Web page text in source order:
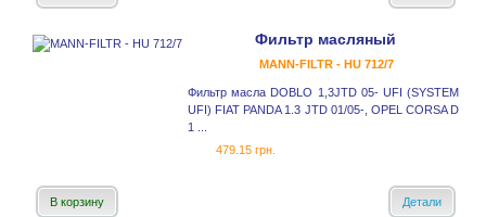
Фильтр масляный
MANN-FILTR - HU 712/7
Фильтр масла DOBLO 1,3JTD 05- UFI (SYSTEM
UFI) FIAT PANDA 1.3 JTD 01/05-, OPEL CORSA D
1 ...
479.15 грн.
В корзину Детали